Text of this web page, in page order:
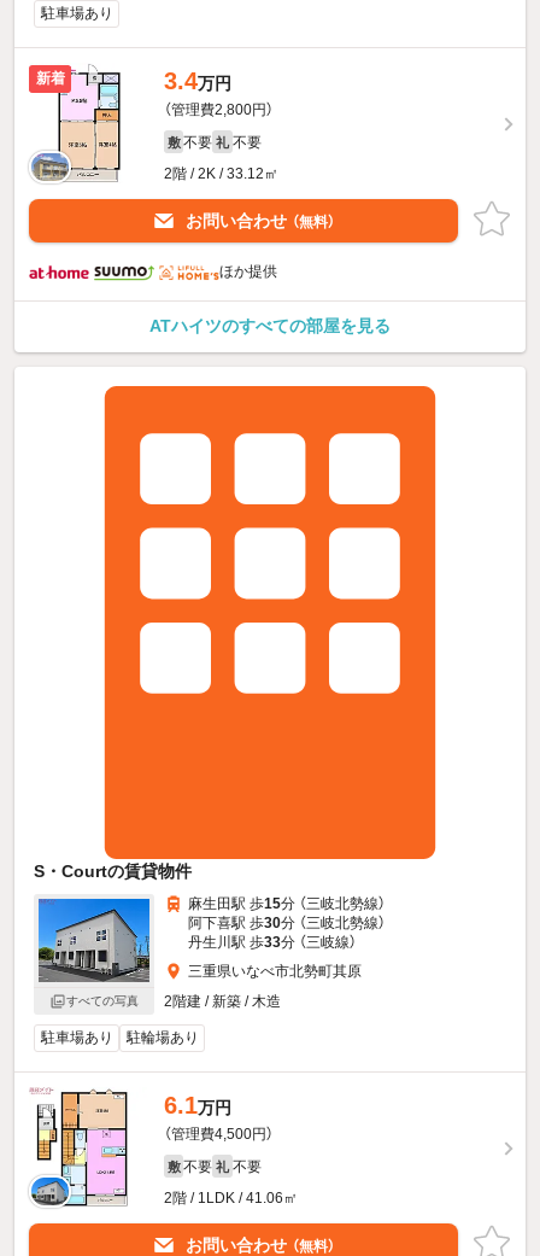
駐車場あり
新着 3.4万円
（管理費2,800円）
敷 不要 礼 不要
2階 / 2K / 33.12㎡
お問い合わせ （無料）
ほか提供
ATハイツのすべての部屋を見る
S・Courtの賃貸物件
すべての写真
麻生田駅 歩15分 （三岐北勢線）
阿下喜駅 歩30分 （三岐北勢線）
丹生川駅 歩33分 （三岐線）
三重県いなべ市北勢町其原
2階建 / 新築 / 木造
駐車場あり 駐輪場あり
6.1万円
（管理費4,500円）
敷 不要 礼 不要
2階 / 1LDK / 41.06㎡
お問い合わせ （無料）